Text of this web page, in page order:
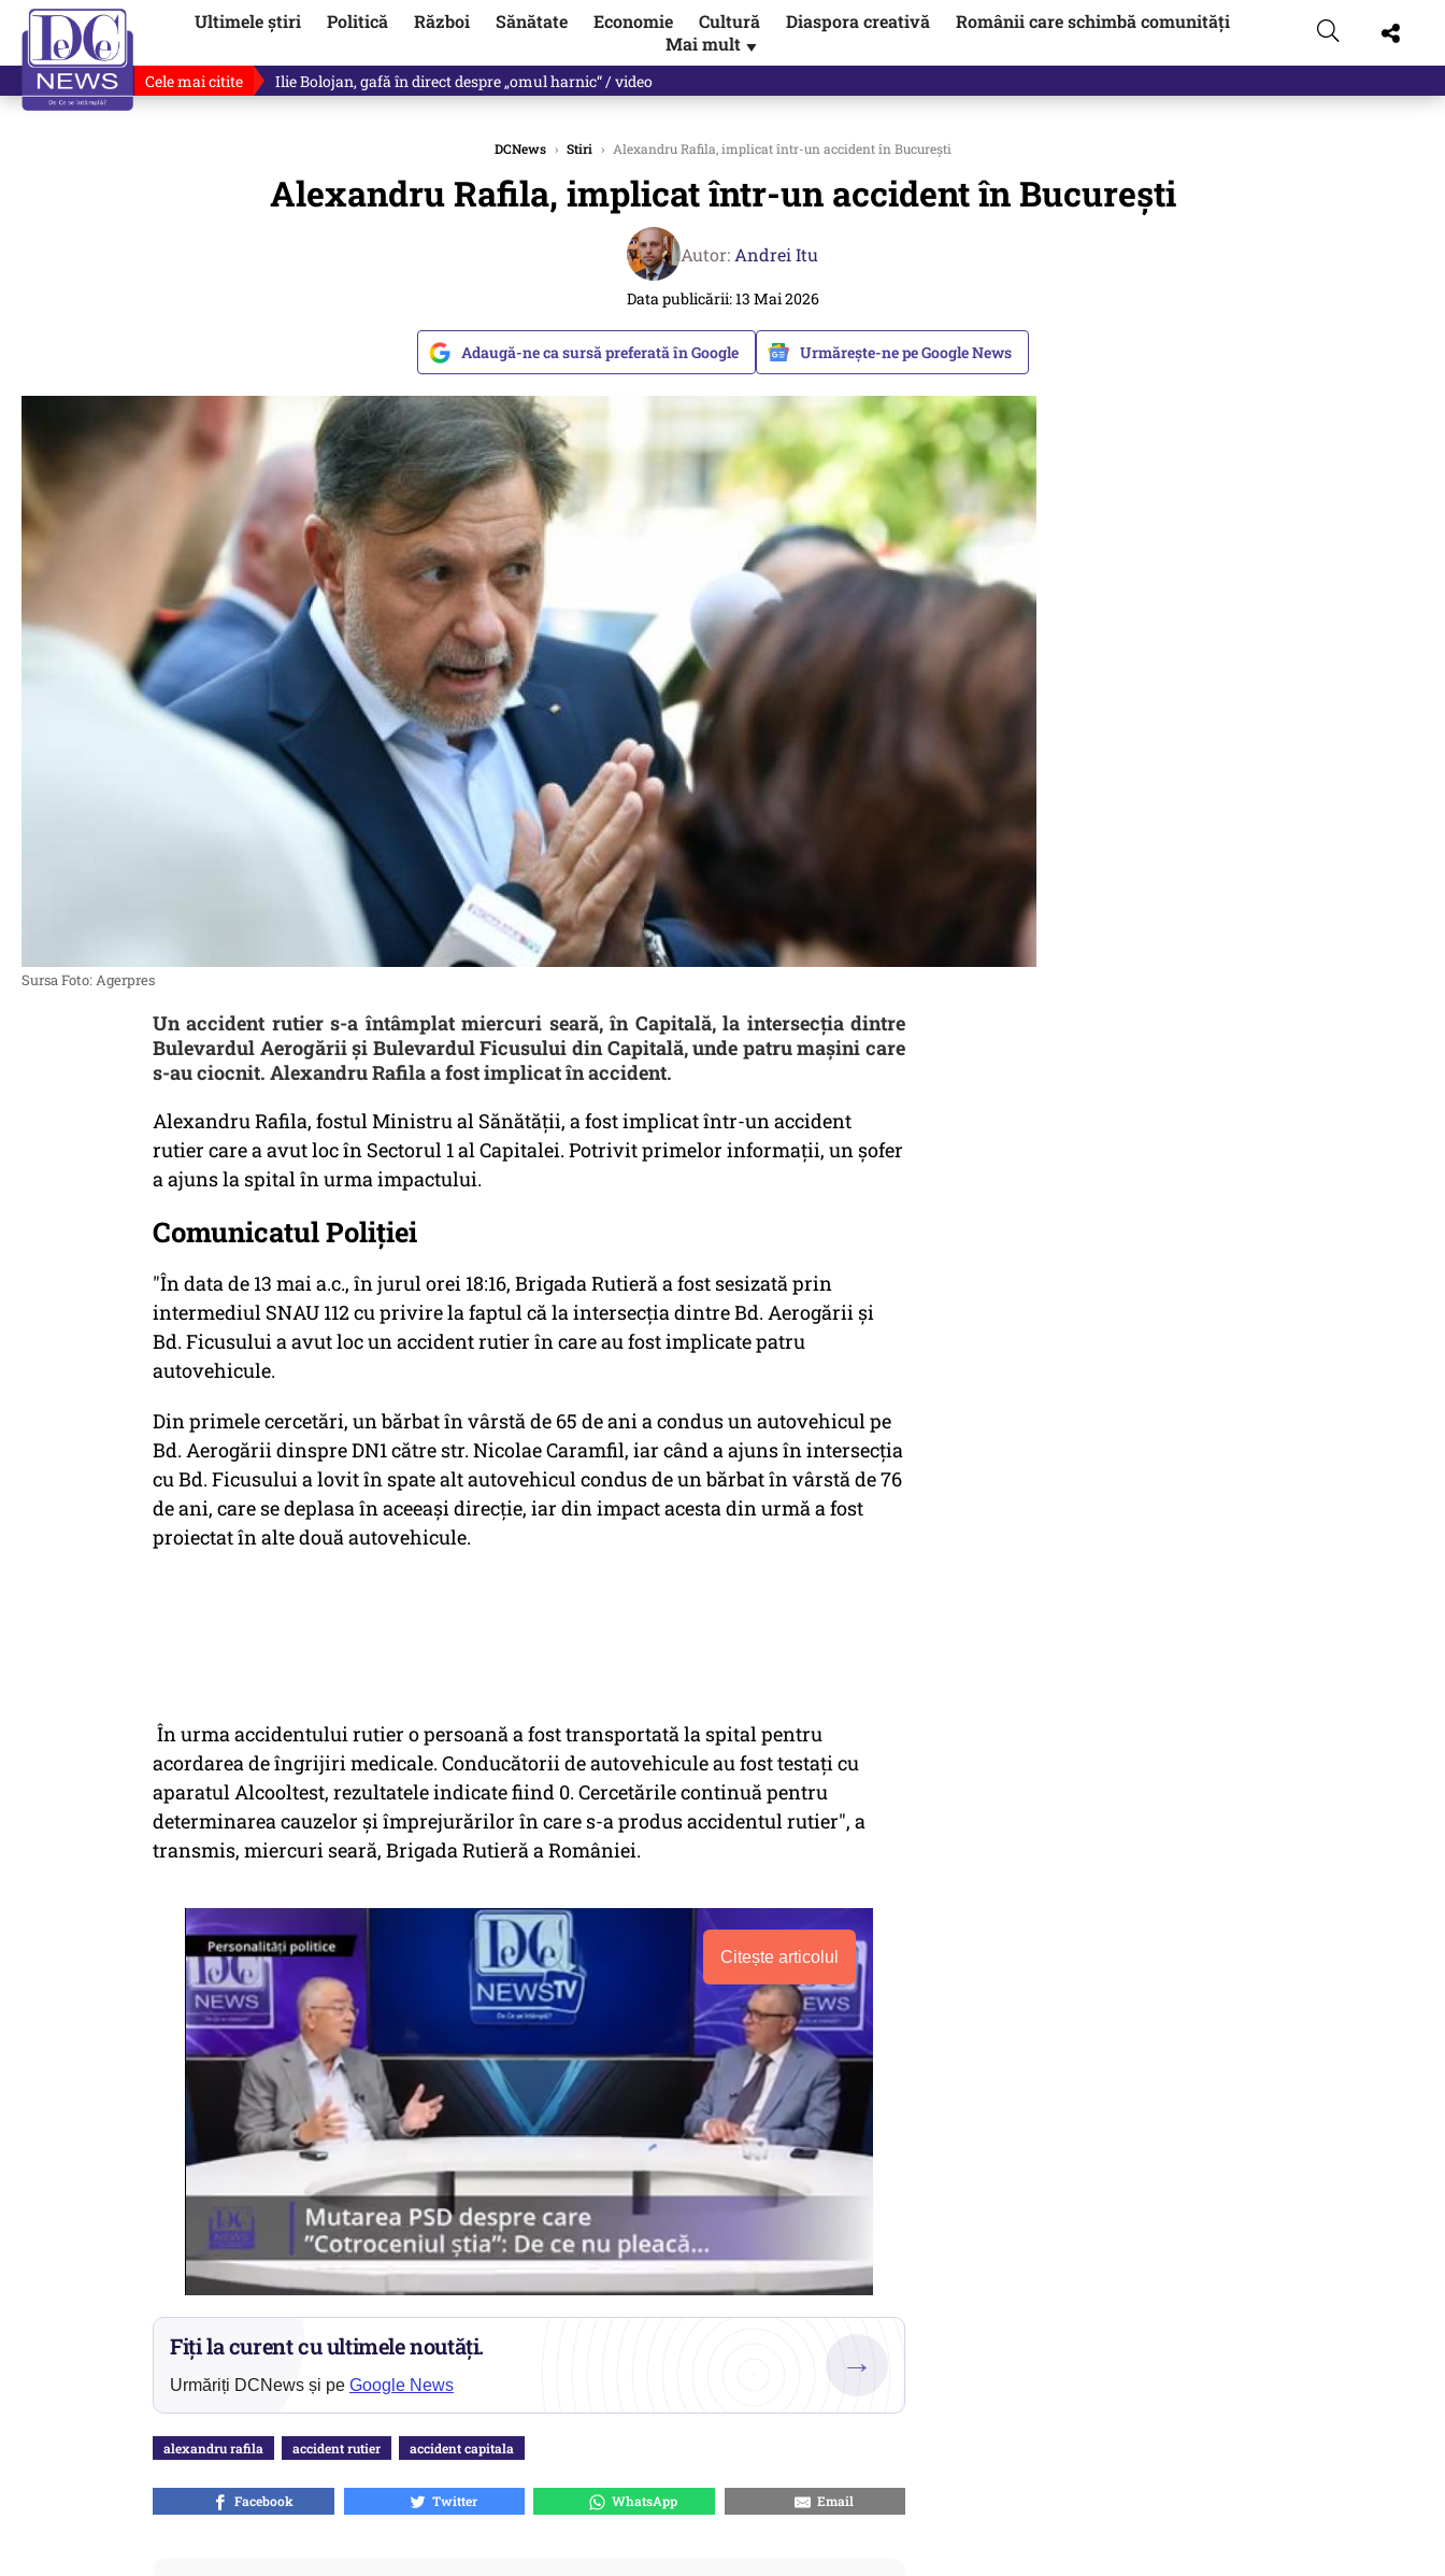
Ultimele știri Politică Război Sănătate Economie Cultură Diaspora creativă
Românii care schimbă comunități
Mai mult ▼
Cele mai citite Premierul demis Ilie Bolojan anunță că a încălcat legea, de două ori. Planuri de pregătire pentru război
DCNews › Stiri › Alexandru Rafila, implicat într-un accident în București
Alexandru Rafila, implicat într-un accident în București
Autor: Andrei Itu
Data publicării: 13 Mai 2026
Adaugă-ne ca sursă preferată în Google Urmărește-ne pe Google News
Sursa Foto: Agerpres
Un accident rutier s-a întâmplat miercuri seară, în Capitală, la intersecția dintre
Bulevardul Aerogării și Bulevardul Ficusului din Capitală, unde patru mașini care
s-au ciocnit. Alexandru Rafila a fost implicat în accident.
Alexandru Rafila, fostul Ministru al Sănătății, a fost implicat într-un accident
rutier care a avut loc în Sectorul 1 al Capitalei. Potrivit primelor informații, un șofer
a ajuns la spital în urma impactului.
Comunicatul Poliției
"În data de 13 mai a.c., în jurul orei 18:16, Brigada Rutieră a fost sesizată prin
intermediul SNAU 112 cu privire la faptul că la intersecția dintre Bd. Aerogării şi
Bd. Ficusului a avut loc un accident rutier în care au fost implicate patru
autovehicule.
Din primele cercetări, un bărbat în vârstă de 65 de ani a condus un autovehicul pe
Bd. Aerogării dinspre DN1 către str. Nicolae Caramfil, iar când a ajuns în intersecția
cu Bd. Ficusului a lovit în spate alt autovehicul condus de un bărbat în vârstă de 76
de ani, care se deplasa în aceeași direcție, iar din impact acesta din urmă a fost
proiectat în alte două autovehicule.
În urma accidentului rutier o persoană a fost transportată la spital pentru
acordarea de îngrijiri medicale. Conducătorii de autovehicule au fost testați cu
aparatul Alcooltest, rezultatele indicate fiind 0. Cercetările continuă pentru
determinarea cauzelor și împrejurărilor în care s-a produs accidentul rutier", a
transmis, miercuri seară, Brigada Rutieră a României.
Citește articolul
Fiți la curent cu ultimele noutăți.
Urmăriți DCNews și pe Google News
→
alexandru rafila accident rutier accident capitala
Facebook Twitter WhatsApp Email